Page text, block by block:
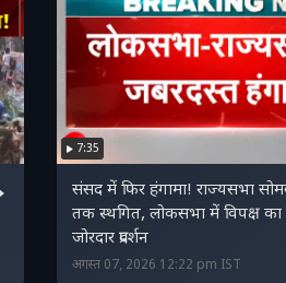
7:35
संसद में फिर हंगामा! राज्यसभा
तक स्थगित, लोकसभा में विपक्ष का
जोरदार प्रदर्शन
अगस्त 07, 2026 12:22 pm IST